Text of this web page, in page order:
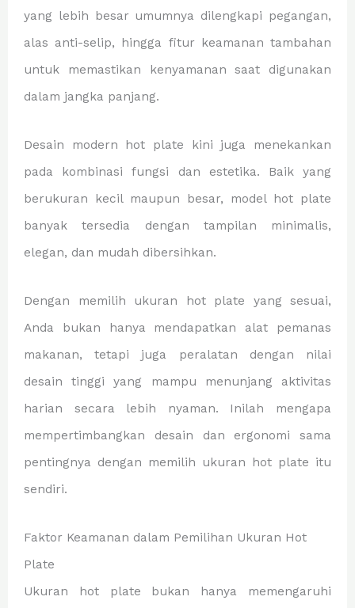
yang lebih besar umumnya dilengkapi pegangan,
alas anti-selip, hingga fitur keamanan tambahan
untuk memastikan kenyamanan saat digunakan
dalam jangka panjang.
Desain modern hot plate kini juga menekankan
pada kombinasi fungsi dan estetika. Baik yang
berukuran kecil maupun besar, model hot plate
banyak tersedia dengan tampilan minimalis,
elegan, dan mudah dibersihkan.
Dengan memilih ukuran hot plate yang sesuai,
Anda bukan hanya mendapatkan alat pemanas
makanan, tetapi juga peralatan dengan nilai
desain tinggi yang mampu menunjang aktivitas
harian secara lebih nyaman. Inilah mengapa
mempertimbangkan desain dan ergonomi sama
pentingnya dengan memilih ukuran hot plate itu
sendiri.
Faktor Keamanan dalam Pemilihan Ukuran Hot
Plate
Ukuran hot plate bukan hanya memengaruhi